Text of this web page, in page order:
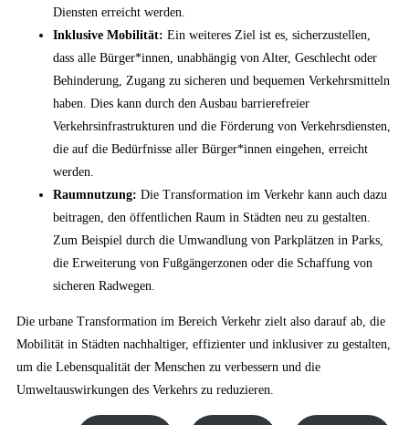
Diensten erreicht werden.
Inklusive Mobilität: Ein weiteres Ziel ist es, sicherzustellen,
dass alle Bürger*innen, unabhängig von Alter, Geschlecht oder
Behinderung, Zugang zu sicheren und bequemen Verkehrsmitteln
haben. Dies kann durch den Ausbau barrierefreier
Verkehrsinfrastrukturen und die Förderung von Verkehrsdiensten,
die auf die Bedürfnisse aller Bürger*innen eingehen, erreicht
werden.
Raumnutzung: Die Transformation im Verkehr kann auch dazu
beitragen, den öffentlichen Raum in Städten neu zu gestalten.
Zum Beispiel durch die Umwandlung von Parkplätzen in Parks,
die Erweiterung von Fußgängerzonen oder die Schaffung von
sicheren Radwegen.
Die urbane Transformation im Bereich Verkehr zielt also darauf ab, die
Mobilität in Städten nachhaltiger, effizienter und inklusiver zu gestalten,
um die Lebensqualität der Menschen zu verbessern und die
Umweltauswirkungen des Verkehrs zu reduzieren.